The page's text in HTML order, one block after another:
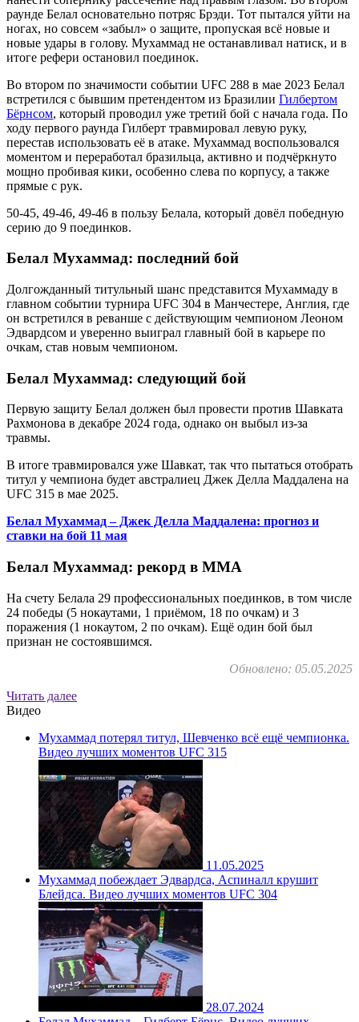
раунде Белал основательно потряс Брэди. Тот пытался уйти на
ногах, но совсем «забыл» о защите, пропуская всё новые и
новые удары в голову. Мухаммад не останавливал натиск, и в
итоге рефери остановил поединок.
Во втором по значимости событии UFC 288 в мае 2023 Белал
встретился с бывшим претендентом из Бразилии Гилбертом
Бёрнсом, который проводил уже третий бой с начала года. По
ходу первого раунда Гилберт травмировал левую руку,
перестав использовать её в атаке. Мухаммад воспользовался
моментом и переработал бразильца, активно и подчёркнуто
мощно пробивая кики, особенно слева по корпусу, а также
прямые с рук.
50-45, 49-46, 49-46 в пользу Белала, который довёл победную
серию до 9 поединков.
Белал Мухаммад: последний бой
Долгожданный титульный шанс представится Мухаммаду в
главном событии турнира UFC 304 в Манчестере, Англия, где
он встретился в реванше с действующим чемпионом Леоном
Эдвардсом и уверенно выиграл главный бой в карьере по
очкам, став новым чемпионом.
Белал Мухаммад: следующий бой
Первую защиту Белал должен был провести против Шавката
Рахмонова в декабре 2024 года, однако он выбыл из-за
травмы.
В итоге травмировался уже Шавкат, так что пытаться отобрать
титул у чемпиона будет австралиец Джек Делла Маддалена на
UFC 315 в мае 2025.
Белал Мухаммад – Джек Делла Маддалена: прогноз и
ставки на бой 11 мая
Белал Мухаммад: рекорд в ММА
На счету Белала 29 профессиональных поединков, в том числе
24 победы (5 нокаутами, 1 приёмом, 18 по очкам) и 3
поражения (1 нокаутом, 2 по очкам). Ещё один бой был
признан не состоявшимся.
Обновлено: 05.05.2025
Читать далее
Видео
Мухаммад потерял титул, Шевченко всё ещё чемпионка.
Видео лучших моментов UFC 315
11.05.2025
Мухаммад побеждает Эдвардса, Аспиналл крушит
Блейдса. Видео лучших моментов UFC 304
28.07.2024